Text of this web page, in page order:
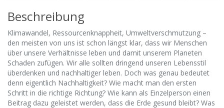
Beschreibung
Klimawandel, Ressourcenknappheit, Umweltverschmutzung –
den meisten von uns ist schon längst klar, dass wir Menschen
über unsere Verhältnisse leben und damit unserem Planeten
Schaden zufügen. Wir alle sollten dringend unseren Lebensstil
überdenken und nachhaltiger leben. Doch was genau bedeutet
denn eigentlich Nachhaltigkeit? Wie macht man den ersten
Schritt in die richtige Richtung? Wie kann als Einzelperson einen
Beitrag dazu geleistet werden, dass die Erde gesund bleibt? Was